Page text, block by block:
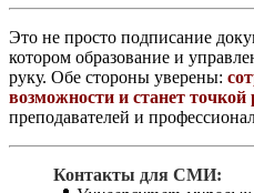
Это не просто подписание
котором образование и
руку. Обе стороны уверены:
возможности и станет точкой
преподавателей и
Контакты для СМИ: